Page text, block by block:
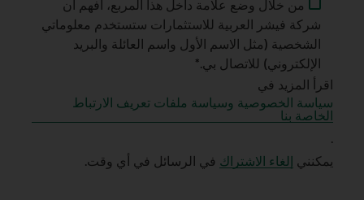
من خلال وضع علامة داخل هذا المربع، أفهم أن
شركة فيشر العربية للاستثمارات ستستخدم معلوماتي
الشخصية (مثل الاسم الأول واسم العائلة والبريد
الإلكتروني) للاتصال بي.*
اقرأ المزيد في
سياسة الخصوصية وسياسة ملفات تعريف الارتباط
الخاصة بنا
.
يمكنني
إلغاء الاشتراك في الرسائل في أي وقت.